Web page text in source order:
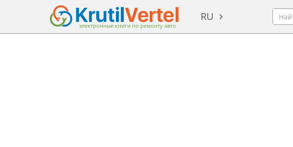
электронные книги по ремонту авто
RU